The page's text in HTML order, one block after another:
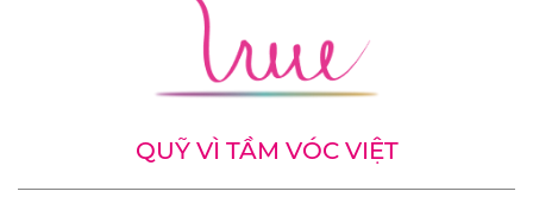
QUỸ VÌ TẦM VÓC VIỆT